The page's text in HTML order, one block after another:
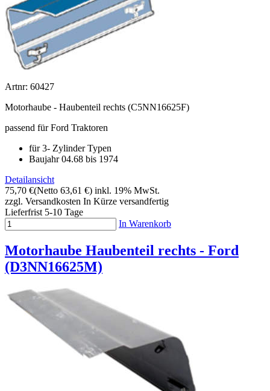
Artnr: 60427
Motorhaube - Haubenteil rechts (C5NN16625F)
passend für Ford Traktoren
für 3- Zylinder Typen
Baujahr 04.68 bis 1974
Detailansicht
75,70 €(Netto 63,61 €) inkl. 19% MwSt.
zzgl. Versandkosten In Kürze versandfertig
Lieferfrist 5-10 Tage
In Warenkorb
Motorhaube Haubenteil rechts - Ford
(D3NN16625M)